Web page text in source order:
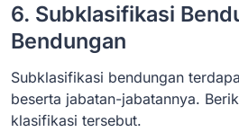
6. Subklasifikasi
Bendungan
Subklasifikasi bendungan
beserta jabatan-jabatannya.
klasifikasi tersebut.